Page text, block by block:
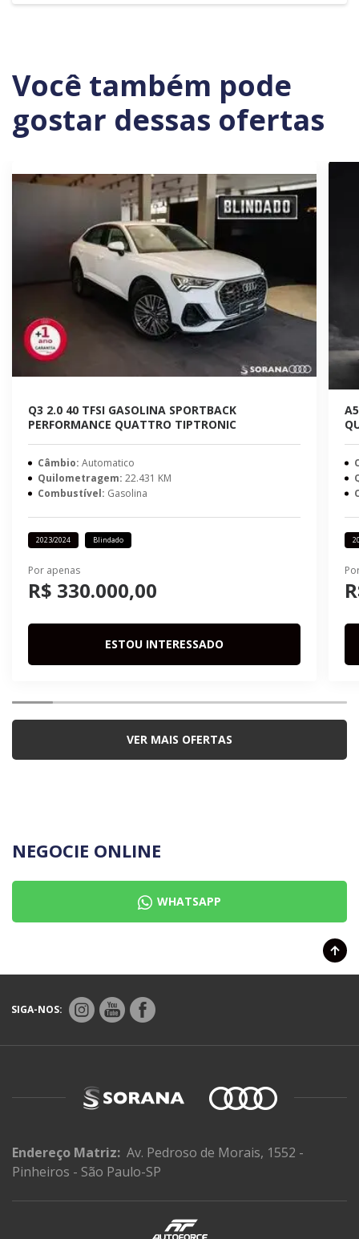
Você também pode
gostar dessas ofertas
Q3 2.0 40 TFSI GASOLINA SPORTBACK
PERFORMANCE QUATTRO TIPTRONIC
Câmbio: Automatico
Quilometragem: 22.431 KM
Combustível: Gasolina
2023/2024 Blindado
Por apenas
R$ 330.000,00
ESTOU INTERESSADO
VER MAIS OFERTAS
NEGOCIE ONLINE
WHATSAPP
SIGA-NOS:
Endereço Matriz: Av. Pedroso de Morais, 1552 -
Pinheiros - São Paulo-SP